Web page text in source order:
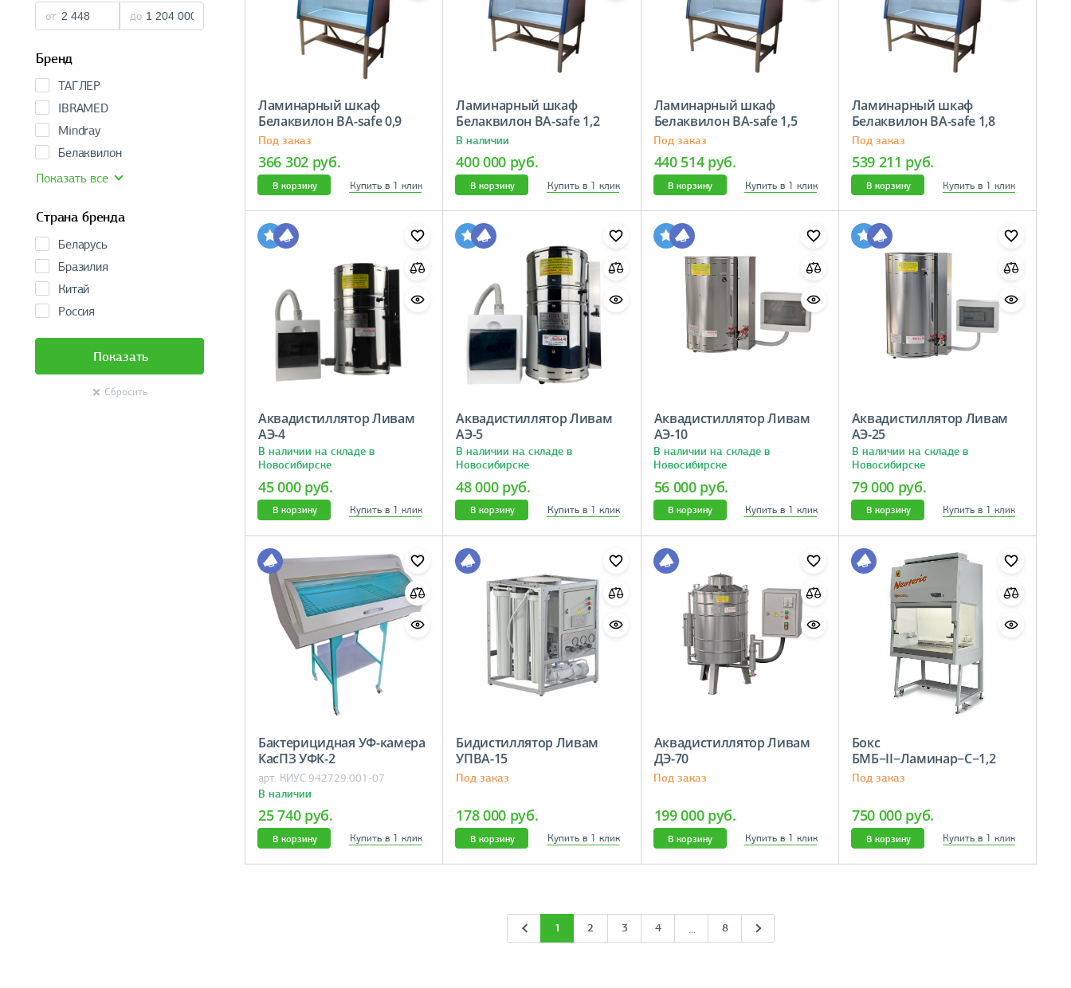
от до
Бренд
ТАГЛЕР
IBRAMED
Mindray
Белаквилон
Показать все
Страна бренда
Беларусь
Бразилия
Китай
Россия
Показать
Сбросить
Ламинарный шкаф
Белаквилон BA-safe 0,9
Под заказ
366 302 руб.
В корзину Купить в 1 клик
Ламинарный шкаф
Белаквилон BA-safe 1,2
В наличии
400 000 руб.
В корзину Купить в 1 клик
Ламинарный шкаф
Белаквилон BA-safe 1,5
Под заказ
440 514 руб.
В корзину Купить в 1 клик
Ламинарный шкаф
Белаквилон BA-safe 1,8
Под заказ
539 211 руб.
В корзину Купить в 1 клик
Аквадистиллятор Ливам
АЭ-4
В наличии на складе в
Новосибирске
45 000 руб.
В корзину Купить в 1 клик
Аквадистиллятор Ливам
АЭ-5
В наличии на складе в
Новосибирске
48 000 руб.
В корзину Купить в 1 клик
Аквадистиллятор Ливам
АЭ-10
В наличии на складе в
Новосибирске
56 000 руб.
В корзину Купить в 1 клик
Аквадистиллятор Ливам
АЭ-25
В наличии на складе в
Новосибирске
79 000 руб.
В корзину Купить в 1 клик
Бактерицидная УФ-камера
КасПЗ УФК-2
арт. КИУС.942729.001-07
В наличии
25 740 руб.
В корзину Купить в 1 клик
Бидистиллятор Ливам
УПВА-15
Под заказ
178 000 руб.
В корзину Купить в 1 клик
Аквадистиллятор Ливам
ДЭ-70
Под заказ
199 000 руб.
В корзину Купить в 1 клик
Бокс
БМБ−II−Ламинар−С−1,2
NEOTERIC
Под заказ
750 000 руб.
В корзину Купить в 1 клик
1 2 3 4 ... 8